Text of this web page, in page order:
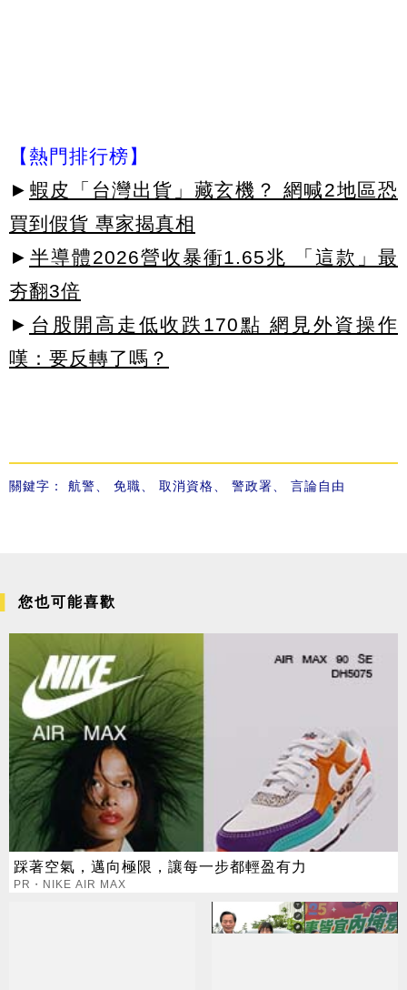
【熱門排行榜】
► 蝦皮「台灣出貨」藏玄機？ 網喊2地區恐
買到假貨 專家揭真相
► 半導體2026營收暴衝1.65兆 「這款」最
夯翻3倍
► 台股開高走低收跌170點 網見外資操作
嘆：要反轉了嗎？
關鍵字： 航警、 免職、 取消資格、 警政署、 言論自由
您也可能喜歡
踩著空氣，邁向極限，讓每一步都輕盈有力
PR・NIKE AIR MAX